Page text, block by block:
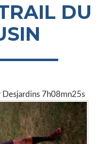
DU
Desjardins 7h08mn25s